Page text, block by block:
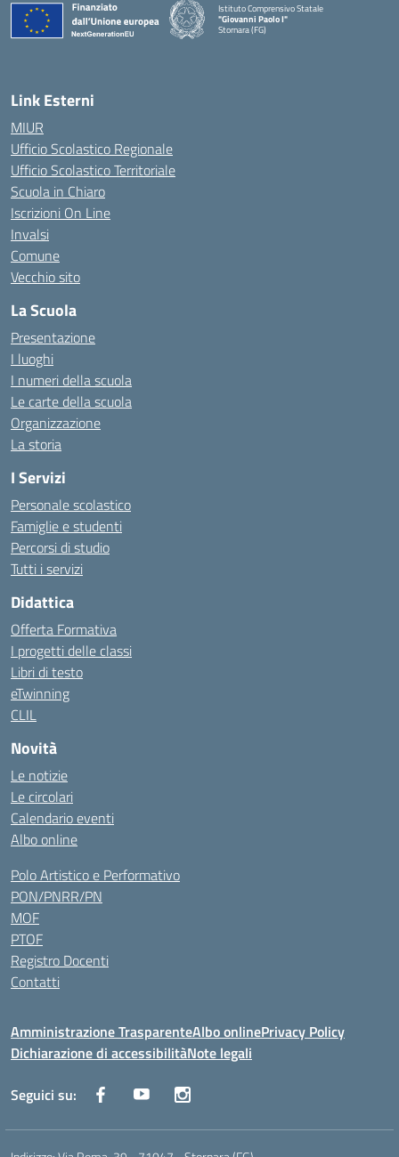
Istituto Comprensivo Statale
"Giovanni Paolo I"
Stornara (FG)
Link Esterni
MIUR
Ufficio Scolastico Regionale
Ufficio Scolastico Territoriale
Scuola in Chiaro
Iscrizioni On Line
Invalsi
Comune
Vecchio sito
La Scuola
Presentazione
I luoghi
I numeri della scuola
Le carte della scuola
Organizzazione
La storia
I Servizi
Personale scolastico
Famiglie e studenti
Percorsi di studio
Tutti i servizi
Didattica
Offerta Formativa
I progetti delle classi
Libri di testo
eTwinning
CLIL
Novità
Le notizie
Le circolari
Calendario eventi
Albo online
Polo Artistico e Performativo
PON/PNRR/PN
MOF
PTOF
Registro Docenti
Contatti
Amministrazione TrasparenteAlbo onlinePrivacy Policy
Dichiarazione di accessibilitàNote legali
Seguici su: